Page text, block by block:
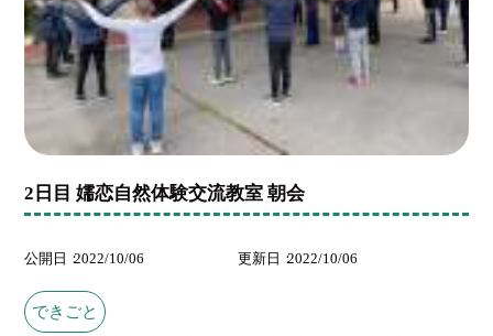
2日目 嬬恋自然体験交流教室 朝会
公開日 2022/10/06 更新日 2022/10/06
できごと